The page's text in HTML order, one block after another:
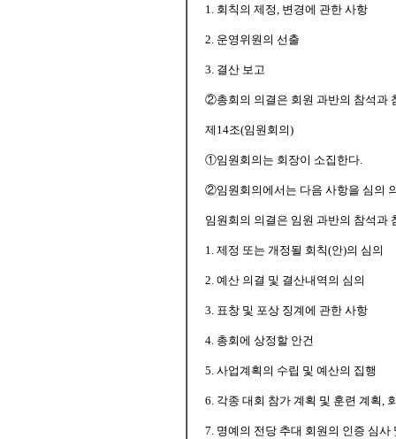
1. 회칙의 제정, 변경에 관한 사항
2. 운영위원의 선출
3. 결산 보고
②총회의 의결은 회원 과반의 참석과
제14조(임원회의)
①임원회의는 회장이 소집한다.
②임원회의에서는 다음 사항을 심의
임원회의 의결은 임원 과반의 참석과
1. 제정 또는 개정될 회칙(안)의 심의
2. 예산 의결 및 결산내역의 심의
3. 표창 및 포상 징계에 관한 사항
4. 총회에 상정할 안건
5. 사업계획의 수립 및 예산의 집행
6. 각종 대회 참가 계획 및 훈련 계획,
7. 명예의 전당 추대 회원의 인증 심사